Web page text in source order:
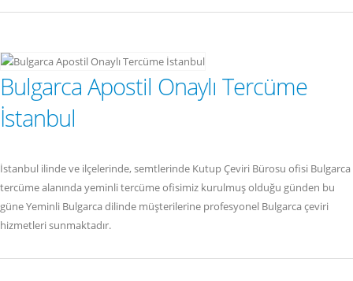
Bulgarca Apostil Onaylı Tercüme
İstanbul
İstanbul ilinde ve ilçelerinde, semtlerinde Kutup Çeviri Bürosu ofisi Bulgarca
tercüme alanında yeminli tercüme ofisimiz kurulmuş olduğu günden bu
güne Yeminli Bulgarca dilinde müşterilerine profesyonel Bulgarca çeviri
hizmetleri sunmaktadır.